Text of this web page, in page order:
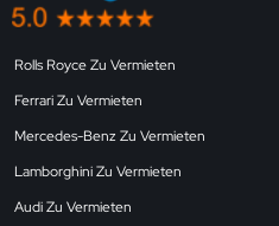
Rolls Royce Zu Vermieten
Ferrari Zu Vermieten
Mercedes-Benz Zu Vermieten
Lamborghini Zu Vermieten
Audi Zu Vermieten